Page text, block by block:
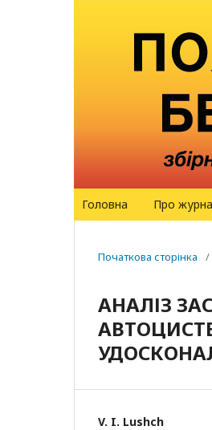
Головна Про
Початкова сторінка /
АНАЛІЗ
V. I. Lushch